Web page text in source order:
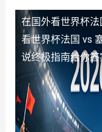
在国外看世界杯
看世界杯法国 vs
说终极指南给你答